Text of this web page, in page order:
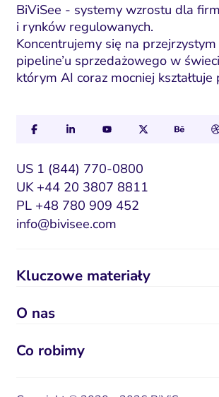
a
i
l
BiViSee - systemy wzrostu dla
i rynków regulowanych.
Koncentrujemy się na
pipeline’u sprzedażowego w
którym AI coraz mocniej kształtuje
US 1 (844) 770-0800
UK +44 20 3807 8811
PL +48 780 909 452
info@bivisee.com
Kluczowe materiały
Co robimy
O nas